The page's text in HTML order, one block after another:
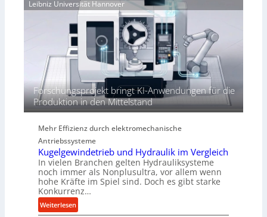
j
r
r
i
e
P
r
f
o
r
m
a
n
c
Leibniz Universität Hannover
Forschungsprojekt bringt KI-Anwendungen für die
Produktion in den Mittelstand
Mehr Effizienz durch elektromechanische
Antriebssysteme
Kugelgewindetrieb und Hydraulik im Vergleich
In vielen Branchen gelten Hydrauliksysteme
noch immer als Nonplusultra, vor allem wenn
hohe Kräfte im Spiel sind. Doch es gibt starke
Konkurrenz…
Weiterlesen:
K